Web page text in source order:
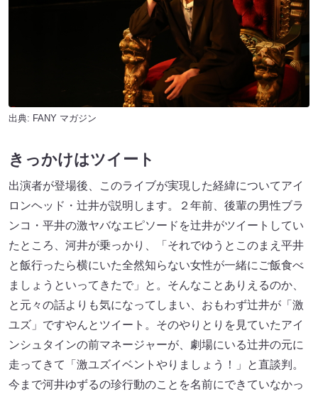
出典: FANY マガジン
きっかけはツイート
出演者が登場後、このライブが実現した経緯についてアイ
ロンヘッド・辻井が説明します。２年前、後輩の男性ブラ
ンコ・平井の激ヤバなエピソードを辻井がツイートしてい
たところ、河井が乗っかり、「それでゆうとこのまえ平井
と飯行ったら横にいた全然知らない女性が一緒にご飯食べ
ましょうといってきたで」と。そんなことありえるのか、
と元々の話よりも気になってしまい、おもわず辻井が「激
ユズ」ですやんとツイート。そのやりとりを見ていたアイ
ンシュタインの前マネージャーが、劇場にいる辻井の元に
走ってきて「激ユズイベントやりましょう！」と直談判。
今まで河井ゆずるの珍行動のことを名前にできていなかっ